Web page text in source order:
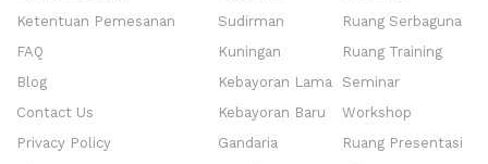
Ketentuan Pemesanan
FAQ
Blog
Contact Us
Privacy Policy
Sudirman
Kuningan
Kebayoran Lama
Kebayoran Baru
Gandaria
Ruang Serbaguna
Ruang Training
Seminar
Workshop
Ruang Presentasi